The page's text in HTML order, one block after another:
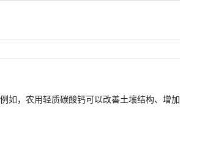
如，农用轻质碳酸钙可以改善土壤结构、增加